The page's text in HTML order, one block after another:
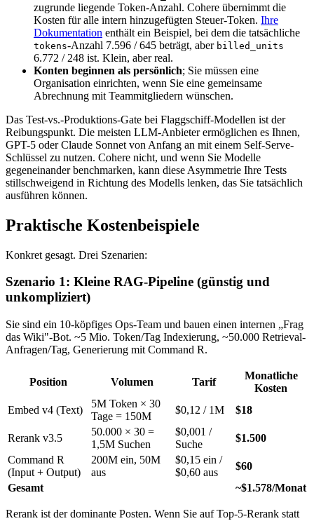
zugrunde liegende Token-Anzahl. Cohere übernimmt die
Kosten für alle intern hinzugefügten Steuer-Token. Ihre
Dokumentation enthält ein Beispiel, bei dem die tatsächliche
tokens-Anzahl 7.596 / 645 beträgt, aber billed_units
6.772 / 248 ist. Klein, aber real.
Konten beginnen als persönlich; Sie müssen eine
Organisation einrichten, wenn Sie eine gemeinsame
Abrechnung mit Teammitgliedern wünschen.
Das Test-vs.-Produktions-Gate bei Flaggschiff-Modellen ist der
Reibungspunkt. Die meisten LLM-Anbieter ermöglichen es Ihnen,
GPT-5 oder Claude Sonnet von Anfang an mit einem Self-Serve-
Schlüssel zu nutzen. Cohere nicht, und wenn Sie Modelle
gegeneinander benchmarken, kann diese Asymmetrie Ihre Tests
stillschweigend in Richtung des Modells lenken, das Sie tatsächlich
ausführen können.
Praktische Kostenbeispiele
Konkret gesagt. Drei Szenarien:
Szenario 1: Kleine RAG-Pipeline (günstig und
unkompliziert)
Sie sind ein 10-köpfiges Ops-Team und bauen einen internen „Frag
das Wiki"-Bot. ~5 Mio. Token/Tag Indexierung, ~50.000 Retrieval-
Anfragen/Tag, Generierung mit Command R.
Position Volumen Tarif
Monatliche
Kosten
Embed v4 (Text)
5M Token × 30
Tage = 150M
$0,12 / 1M $18
Rerank v3.5
50.000 × 30 =
1,5M Suchen
$0,001 /
Suche
$1.500
Command R
(Input + Output)
200M ein, 50M
aus
$0,15 ein /
$0,60 aus
$60
Gesamt
~$1.578/Monat
Rerank ist der dominante Posten. Wenn Sie auf Top-5-Rerank statt